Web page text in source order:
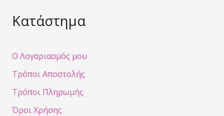
Κατάστημα
Ο Λογαριασμός μου
Τρόποι Αποστολής
Τρόποι Πληρωμής
Όροι Χρήσης